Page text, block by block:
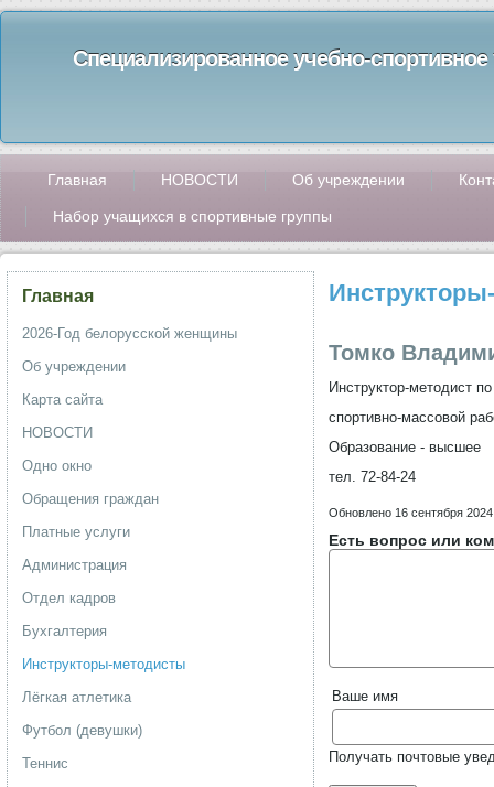
Специализированное учебно-
Главная НОВОСТИ Об учреждении
Набор учащихся в спортивные группы
Главная
2026-Год белорусской женщины
Об учреждении
Карта сайта
НОВОСТИ
Одно окно
Обращения граждан
Платные услуги
Администрация
Отдел кадров
Бухгалтерия
Инструкторы-методисты
Лёгкая атлетика
Футбол (девушки)
Теннис
Томко
Инструктор-методист
спортивно-массовой
Образование - высшее
тел. 72-84-24
Обновлено 16 сентября 2024
Есть вопрос или
Ваше имя
Получать почтовые